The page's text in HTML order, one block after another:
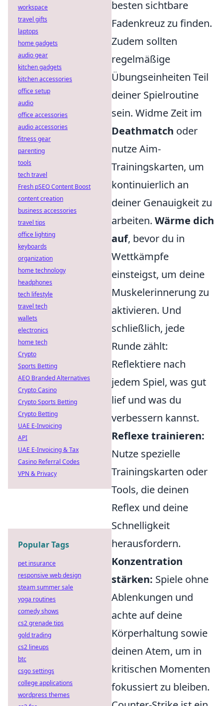
besten sichtbare
Fadenkreuz zu finden.
Zudem sollten
regelmäßige
Übungseinheiten Teil
deiner Spielroutine
sein. Widme Zeit im
Deathmatch oder
nutze Aim-
Trainingskarten, um
kontinuierlich an
deiner Genauigkeit zu
arbeiten. Wärme dich
auf, bevor du in
Wettkämpfe
einsteigst, um deine
Muskelerinnerung zu
aktivieren. Und
schließlich, jede
Runde zählt:
Reflektiere nach
jedem Spiel, was gut
lief und was du
verbessern kannst.
Reflexe trainieren:
Nutze spezielle
Trainingskarten oder
Tools, die deinen
Reflex und deine
Schnelligkeit
herausfordern.
Konzentration
stärken: Spiele ohne
Ablenkungen und
achte auf deine
Körperhaltung sowie
deinen Atem, um in
kritischen Momenten
fokussiert zu bleiben.
workspace
travel gifts
laptops
home gadgets
audio gear
kitchen gadgets
kitchen accessories
office setup
audio
office accessories
audio accessories
fitness gear
parenting
tools
tech travel
Fresh pSEO Content Boost
content creation
business accessories
travel tips
office lighting
keyboards
organization
home technology
headphones
tech lifestyle
travel tech
wallets
electronics
home tech
Crypto
Sports Betting
AEO Branded Alternatives
Crypto Casino
Crypto Sports Betting
Crypto Betting
UAE E-Invoicing
API
UAE E-Invoicing & Tax
Casino Referral Codes
VPN & Privacy
Popular Tags
pet insurance
responsive web design
steam summer sale
yoga routines
comedy shows
cs2 grenade tips
gold trading
cs2 lineups
btc
csgo settings
college applications
wordpress themes